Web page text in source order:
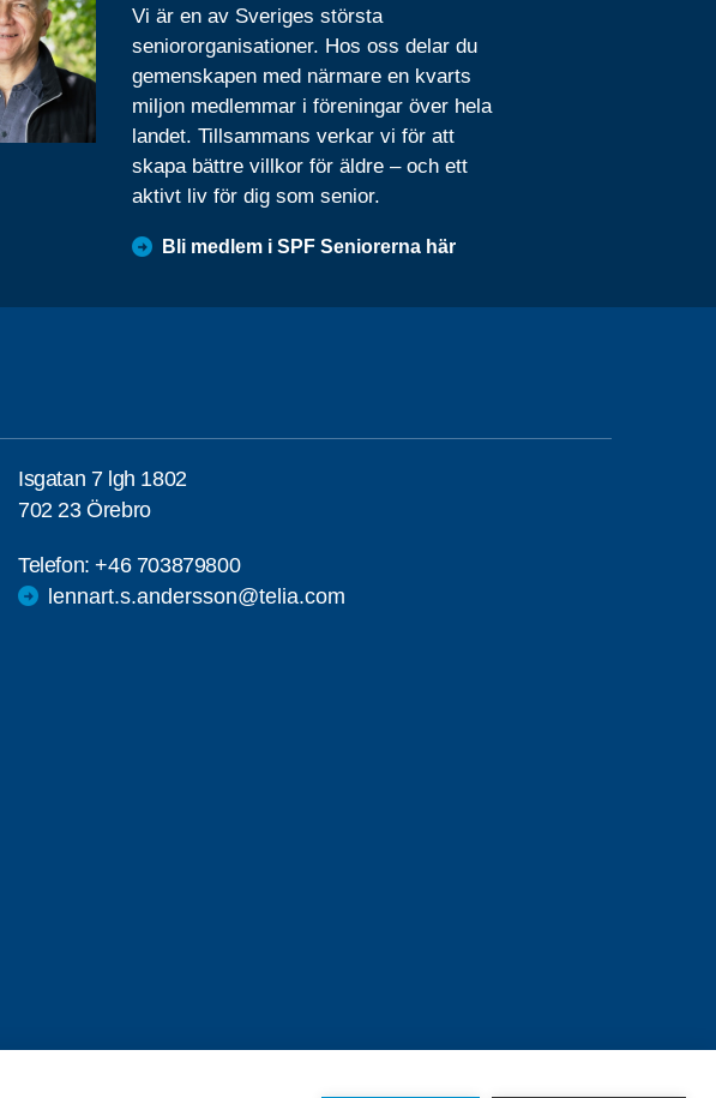
Vi är en av Sveriges största
seniororganisationer. Hos oss delar du
gemenskapen med närmare en kvarts
miljon medlemmar i föreningar över hela
landet. Tillsammans verkar vi för att
skapa bättre villkor för äldre – och ett
aktivt liv för dig som senior.
Bli medlem i SPF Seniorerna här
Isgatan 7 lgh 1802
702 23 Örebro
Telefon:+46 703879800
lennart.s.andersson@telia.com